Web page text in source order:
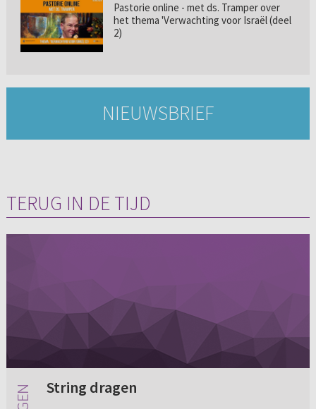
Pastorie online - met ds. Tramper over
het thema 'Verwachting voor Israël (deel
2)
NIEUWSBRIEF
TERUG IN DE TIJD
String dragen